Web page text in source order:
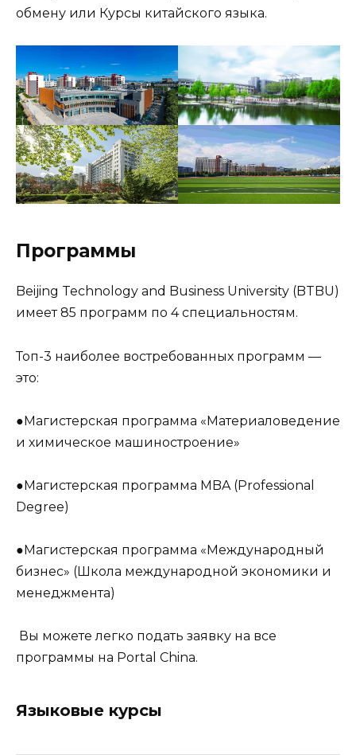
обмену или Курсы китайского языка.
Программы
Beijing Technology and Business University (BTBU)
имеет 85 программ по 4 специальностям.
Топ-3 наиболее востребованных программ —
это:
●Магистерская программа «Материаловедение
и химическое машиностроение»
●Магистерская программа MBA (Professional
Degree)
●Магистерская программа «Международный
бизнес» (Школа международной экономики и
менеджмента)
Вы можете легко подать заявку на все
программы на Portal China.
Языковые курсы